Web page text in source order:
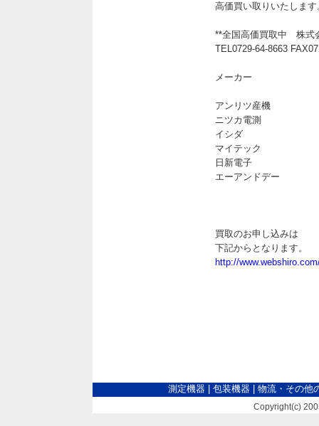
高価買い取りいたします
**全国高価買取中 株式
TEL0729-64-8663
メーカー
アンリツ産機
ニツカ電測
イシダ
マイテック
日新電子
エーアンドデー
買取のお申し込みは
下記からとなります。
http://
測定機器 包装機器 物流・その他
Copyright(c)